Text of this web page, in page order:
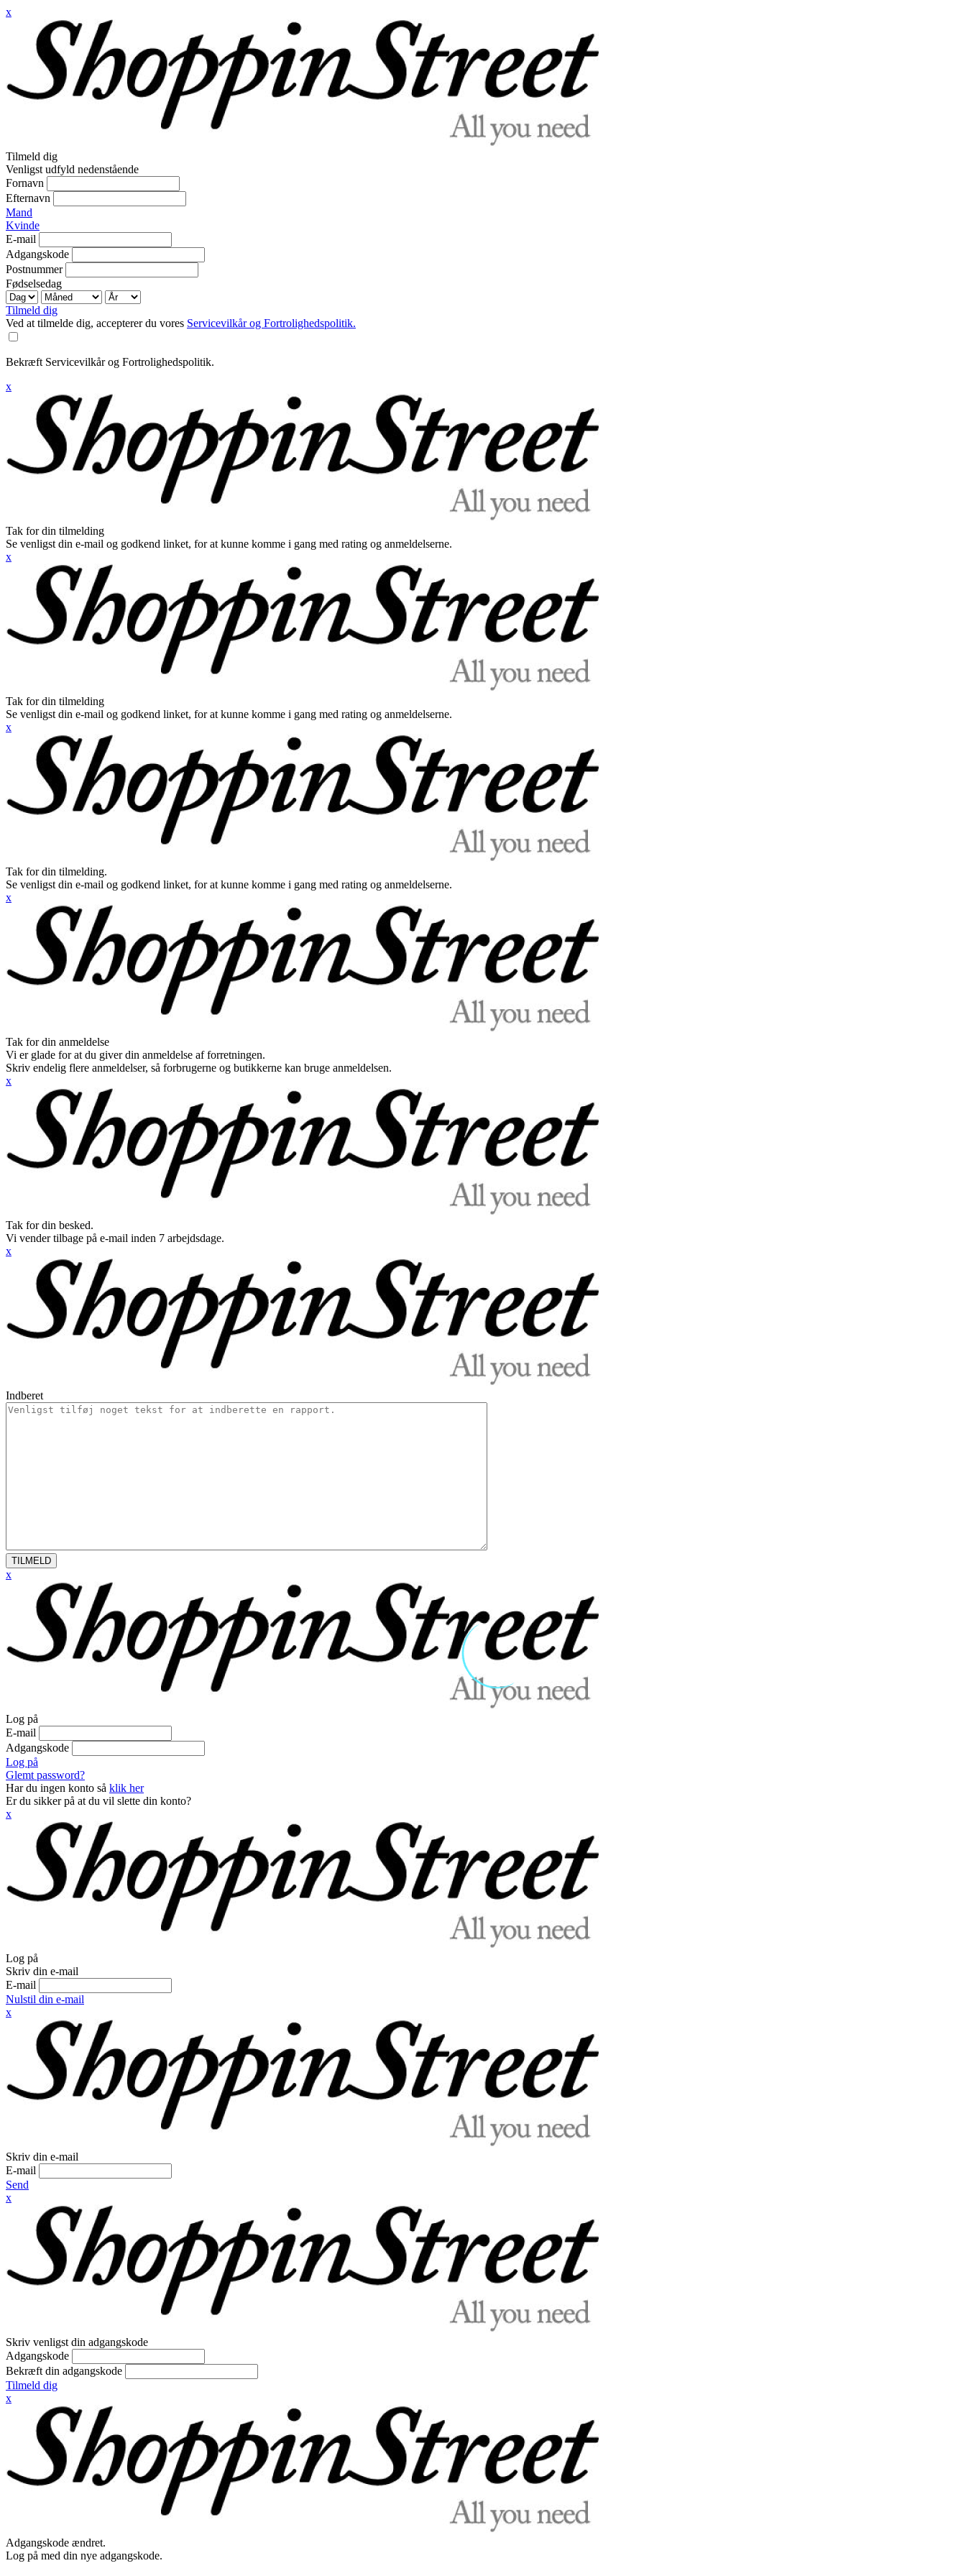
x
Tilmeld dig
Venligst udfyld nedenstående
Fornavn
Efternavn
Mand
Kvinde
E-mail
Adgangskode
Postnummer
Fødselsedag
Tilmeld dig
Ved at tilmelde dig, accepterer du vores Servicevilkår og Fortrolighedspolitik.
Bekræft Servicevilkår og Fortrolighedspolitik.
x
Tak for din tilmelding
Se venligst din e-mail og godkend linket, for at kunne komme i gang med rating og anmeldelserne.
x
Tak for din tilmelding
Se venligst din e-mail og godkend linket, for at kunne komme i gang med rating og anmeldelserne.
x
Tak for din tilmelding.
Se venligst din e-mail og godkend linket, for at kunne komme i gang med rating og anmeldelserne.
x
Tak for din anmeldelse
Vi er glade for at du giver din anmeldelse af forretningen.
Skriv endelig flere anmeldelser, så forbrugerne og butikkerne kan bruge anmeldelsen.
x
Tak for din besked.
Vi vender tilbage på e-mail inden 7 arbejdsdage.
x
Indberet
TILMELD
x
Log på
E-mail
Adgangskode
Log på
Glemt password?
Har du ingen konto så klik her
Er du sikker på at du vil slette din konto?
x
Log på
Skriv din e-mail
E-mail
Nulstil din e-mail
x
Skriv din e-mail
E-mail
Send
x
Skriv venligst din adgangskode
Adgangskode
Bekræft din adgangskode
Tilmeld dig
x
Adgangskode ændret.
Log på med din nye adgangskode.